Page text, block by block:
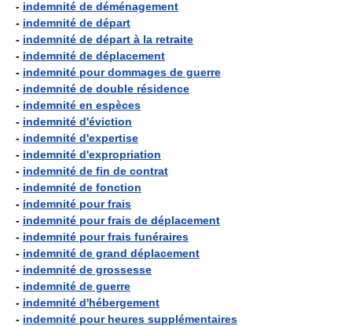
- indemnité de déménagement
- indemnité de départ
- indemnité de départ à la retraite
- indemnité de déplacement
- indemnité pour dommages de guerre
- indemnité de double résidence
- indemnité en espèces
- indemnité d'éviction
- indemnité d'expertise
- indemnité d'expropriation
- indemnité de fin de contrat
- indemnité de fonction
- indemnité pour frais
- indemnité pour frais de déplacement
- indemnité pour frais funéraires
- indemnité de grand déplacement
- indemnité de grossesse
- indemnité de guerre
- indemnité d'hébergement
- indemnité pour heures supplémentaires